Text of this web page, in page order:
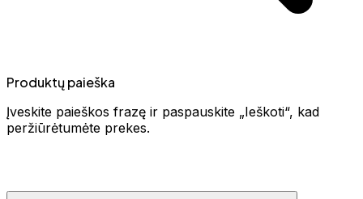
Produktų paieška
Įveskite paieškos frazę ir paspauskite „Ieškoti“, kad
peržiūrėtumėte prekes.